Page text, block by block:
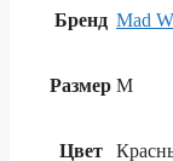
Бренд Mad
Размер M
Цвет